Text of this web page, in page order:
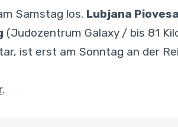
Samstag los. Lubjana
(Judozentrum Galaxy / bis 81
ist erst am Sonntag an der
.